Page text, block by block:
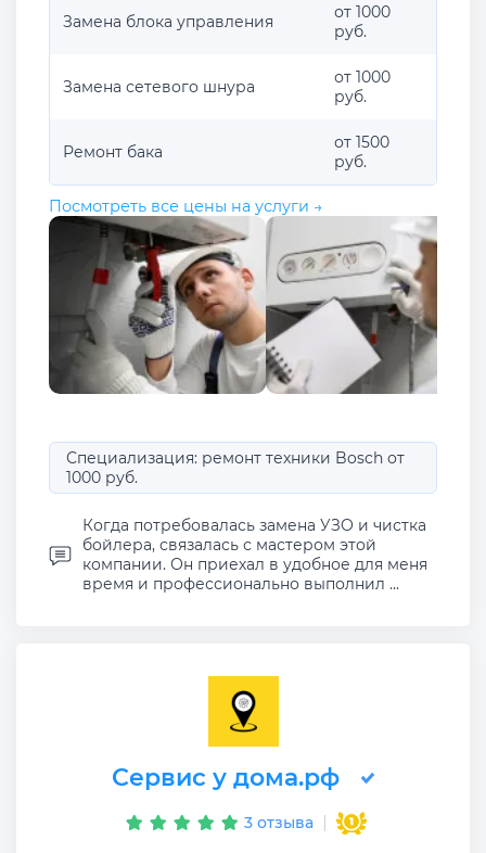
Замена блока управления
от 1000
руб.
Замена сетевого шнура
от 1000
руб.
Ремонт бака
от 1500
руб.
Посмотреть все цены на услуги →
Специализация: ремонт техники Bosch от
1000 руб.
Когда потребовалась замена УЗО и чистка
бойлера, связалась с мастером этой
компании. Он приехал в удобное для меня
время и профессионально выполнил ...
Сервис у дома.рф
3 отзыва